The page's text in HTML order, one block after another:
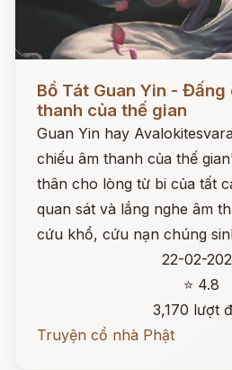
Đọc ngay
Bồ Tát Guan Yin - Đấng
thanh của thế gian
Guan Yin hay
chiếu âm thanh của thế
thân cho lòng từ bi của tất
quan sát và lắng nghe âm
cứu khổ, cứu nạn chúng
22-02-
⭐ 4.8
3,170 lượt
Truyện cổ nhà Phật